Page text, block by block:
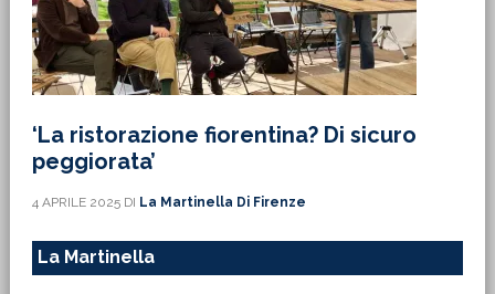
‘La ristorazione fiorentina? Di sicuro
peggiorata’
4 APRILE 2025DI La Martinella Di Firenze
La Martinella